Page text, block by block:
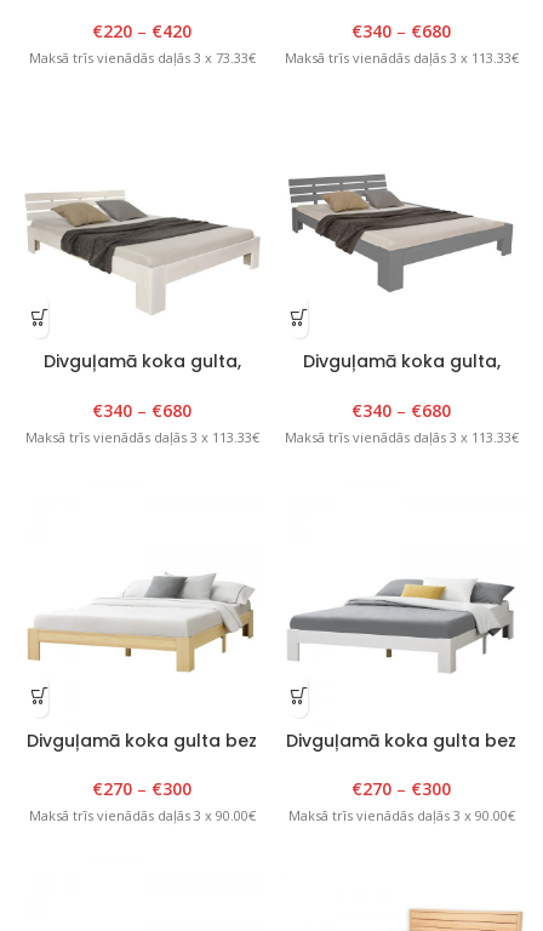
200cm, pelēka
€220 – €420
Maksā trīs vienādās daļās 3 x 73.33€
200cm, lakota
€340 – €680
Maksā trīs vienādās daļās 3 x 113.33€
Divguļamā koka gulta,
200cm, balta
€340 – €680
Maksā trīs vienādās daļās 3 x 113.33€
Divguļamā koka gulta,
200cm, pelēka
€340 – €680
Maksā trīs vienādās daļās 3 x 113.33€
Divguļamā koka gulta bez
lakota
€270 – €300
Maksā trīs vienādās daļās 3 x 90.00€
Divguļamā koka gulta bez
€270 – €300
Maksā trīs vienādās daļās 3 x 90.00€